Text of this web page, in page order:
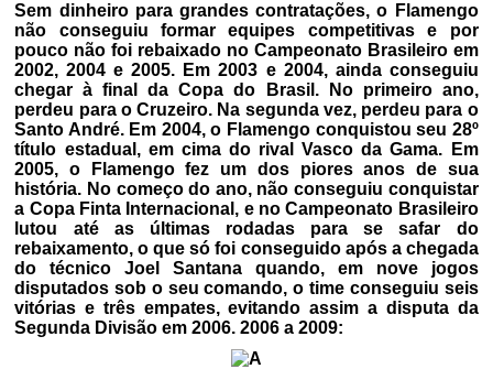
Sem dinheiro para grandes contratações, o Flamengo
não conseguiu formar equipes competitivas e por
pouco não foi rebaixado no Campeonato Brasileiro em
2002, 2004 e 2005. Em 2003 e 2004, ainda conseguiu
chegar à final da Copa do Brasil. No primeiro ano,
perdeu para o Cruzeiro. Na segunda vez, perdeu para o
Santo André. Em 2004, o Flamengo conquistou seu 28º
título estadual, em cima do rival Vasco da Gama. Em
2005, o Flamengo fez um dos piores anos de sua
história. No começo do ano, não conseguiu conquistar
a Copa Finta Internacional, e no Campeonato Brasileiro
lutou até as últimas rodadas para se safar do
rebaixamento, o que só foi conseguido após a chegada
do técnico Joel Santana quando, em nove jogos
disputados sob o seu comando, o time conseguiu seis
vitórias e três empates, evitando assim a disputa da
Segunda Divisão em 2006. 2006 a 2009: